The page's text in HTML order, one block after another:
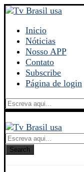
Inicio
Nóticias
Nosso APP
Contato
Subscribe
Página de login
Search